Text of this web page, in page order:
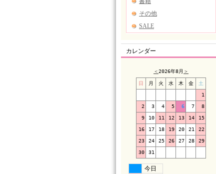
カレンダー
＜2026年8月 ＞
日 月 火 水 木 金 土
1
2 3 4 5 6 7 8
9 10 11 12 13 14 15
16 17 18 19 20 21 22
23 24 25 26 27 28 29
30 31
今日